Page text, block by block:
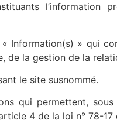
Information(s) » qui
la gestion de la
le site susnommé.
qui permettent,
4 de la loi n° 78-